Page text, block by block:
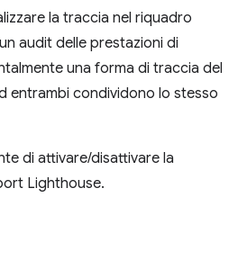
la traccia nel riquadro
audit delle prestazioni di
una forma di traccia del
entrambi condividono lo stesso
di attivare/disattivare la
Lighthouse.